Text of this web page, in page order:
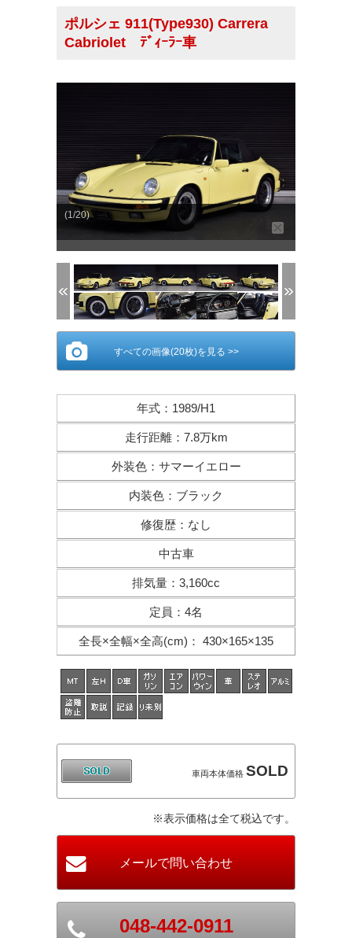
ポルシェ 911(Type930) Carrera
Cabriolet ﾃﾞｨｰﾗｰ車
(1/20)
すべての画像(20枚)を見る >>
年式 ： 1989/H1
走行距離： 7.8万km
外装色： サマーイエロー
内装色 ： ブラック
修復歴 ： なし
中古車
排気量 ： 3,160cc
定員 ： 4名
全長×全幅×全高(cm) ： 430×165×135
車両本体価格 SOLD
※表示価格は全て税込です。
048-442-0911